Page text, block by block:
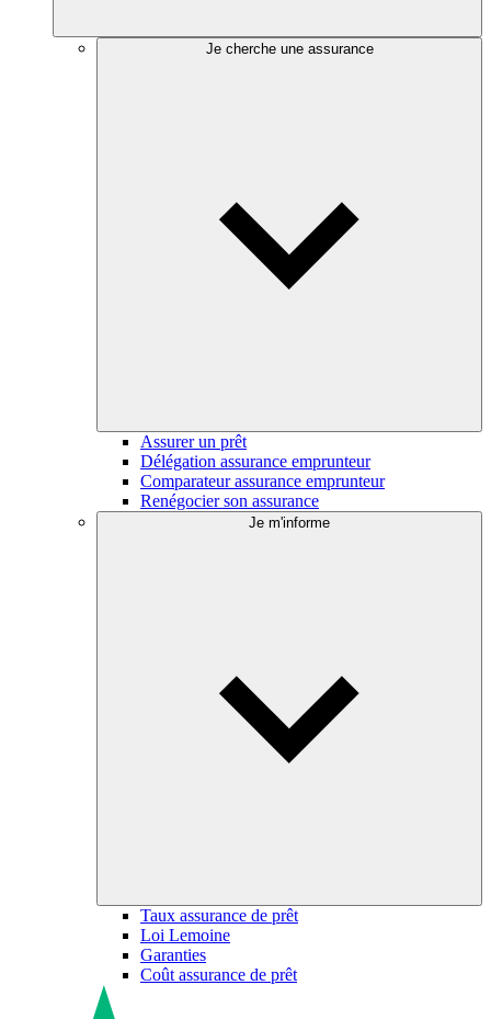
Je cherche une assurance
Assurer un prêt
Délégation assurance emprunteur
Comparateur assurance emprunteur
Renégocier son assurance
Je m'informe
Taux assurance de prêt
Loi Lemoine
Garanties
Coût assurance de prêt